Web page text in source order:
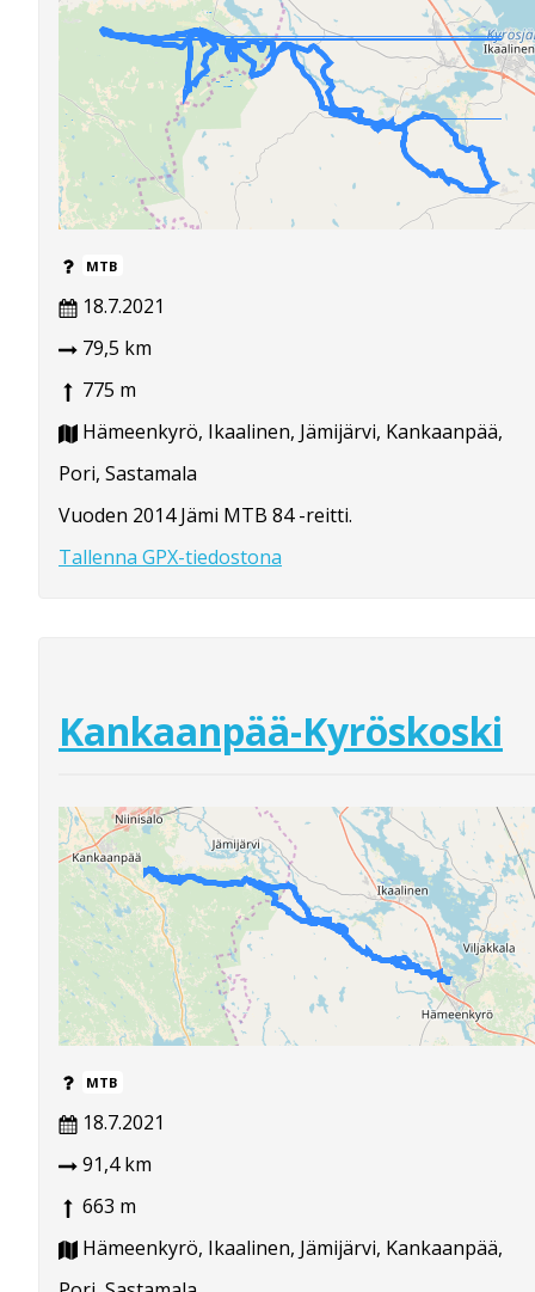
MTB
18.7.2021
79,5 km
775 m
Hämeenkyrö, Ikaalinen, Jämijärvi, Kankaanpää,
Pori, Sastamala
Vuoden 2014 Jämi MTB 84 -reitti.
Tallenna GPX-tiedostona
Kankaanpää-Kyröskoski
MTB
18.7.2021
91,4 km
663 m
Hämeenkyrö, Ikaalinen, Jämijärvi, Kankaanpää,